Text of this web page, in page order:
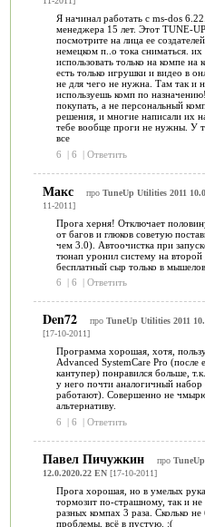
Я начинал работать с ms-dos
менеджера 15 лет. Этот TUNE-
посмотрите на лица ее
немецком п..о тока сниматься.
использовать только на компе
есть только игрушки и видео в
не для чего не нужна. Там так и
используешь комп по
покупать, а не персональный
решения, и многие написали их
тебе вообще проги не нужны. У
все
6
| 6 | Ответить
Макс про TuneUp Utilities 2011
11-2011]
Прога херня! Отключает
от багов и глюков советую
чем 3.0). Автоочистка при
тюнап уронил систему на второй
бесплатный сыр только в
6
| 6 | Ответить
Den72 про TuneUp Utilities 2011
[17-10-2011]
Программа хорошая, хотя,
Advanced SystemCare Pro (после
кантупер) понравился больше,
у него почти аналогичный
работают). Совершенно не
альтернативу.
6
| 6 | Ответить
Павел Пичужкин про
12.0.2020.22 EN[17-10-2011]
Прога хорошая, но в умелых
тормозит по-страшному, так и
разных компах 3 раза. Сколько
проблемы, всё в пустую. :(